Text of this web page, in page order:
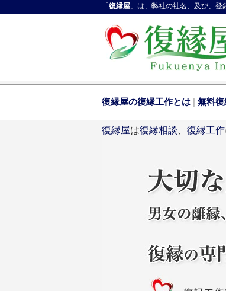
「 復縁屋 」は、弊社の社名、及び、
復縁屋の復縁工作とは | 無料
復縁屋は復縁相談 復縁工作